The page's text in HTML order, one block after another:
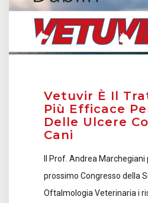
Vetuvir È Il
Più Efficace
Delle Ulcere
Cani
Il Prof. Andrea Marchegiani
prossimo Congresso della
Oftalmologia Veterinaria i